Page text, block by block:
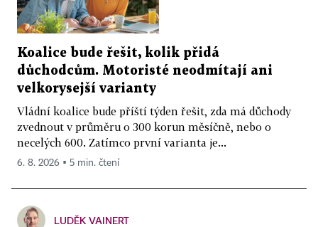
Koalice bude řešit, kolik přidá
důchodcům. Motoristé neodmítají ani
velkorysejší varianty
Vládní koalice bude příští týden řešit, zda má důchody
zvednout v průměru o 300 korun měsíčně, nebo o
necelých 600. Zatímco první varianta je...
6. 8. 2026 ▪ 5 min. čtení
LUDĚK VAINERT